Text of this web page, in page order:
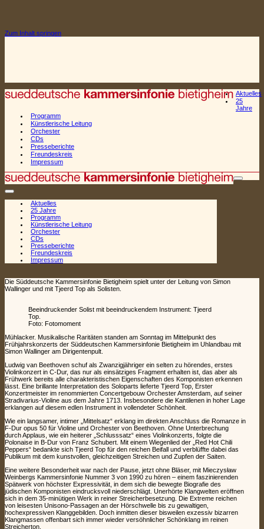
Zum Inhalt springen
Aktuelles
25
Jahre
Programm
Künstlerische Leitung
Orchester
CDs
Presseberichte
Freundeskreis
Impressum
Navigationsmenü
Aktuelles
25 Jahre
Programm
Künstlerische Leitung
Orchester
CDs
Presseberichte
Freundeskreis
Impressum
Die Süddeutsche Kammersinfonie Bietigheim spielt unter der Leitung von Simon
Wallinger und mit Tjeerd Top als Solisten.
Beeindruckender Solist mit beeindruckendem Instrument: Tjeerd
Top.
Foto: Fotomoment
Mühlacker. Musikalische Raritäten standen am Sonntag im Mittelpunkt des
Frühjahrskonzerts der Süddeutschen Kammersinfonie Bietigheim im Uhlandbau mit
Simon Wallinger am Dirigentenpult.
Ludwig van Beethoven schuf als Zwanzigjähriger ein selten zu hörendes, erstes
Violinkonzert in C-Dur, das nur als einsätziges Fragment erhalten ist, das aber als
Frühwerk bereits alle charakteristischen Eigenschaften des Komponisten erkennen
lässt. Eine brillante Interpretation des Soloparts lieferte Tjeerd Top, Erster
Konzertmeister im renommierten Concertgebouw Orchester Amsterdam, auf seiner
Stradivarius-Violine aus dem Jahre 1713. Insbesondere die Kantilenen in hoher Lage
erklangen auf diesem edlen Instrument in vollendeter Schönheit.
Wie ein langsamer, intimer „Mittelsatz“ erklang im direkten Anschluss die Romanze in
F-Dur opus 50 für Violine und Orchester von Beethoven. Ohne Unterbrechung
durch Applaus, wie ein heiterer „Schlusssatz“ eines Violinkonzerts, folgte die
Polonaise in B-Dur von Franz Schubert. Mit einem Wiegenlied der „Red Hot Chili
Peppers“ bedankte sich Tjeerd Top für den reichen Beifall und verblüffte dabei das
Publikum mit dem kunstvollen, gleichzeitigen Streichen und Zupfen der Saiten.
Eine weitere Besonderheit war nach der Pause, jetzt ohne Bläser, mit Mieczysław
Weinbergs Kammersinfonie Nummer 3 von 1990 zu hören – einem faszinierenden
Spätwerk von höchster Expressivität, in dem sich die bewegte Biografie des
jüdischen Komponisten eindrucksvoll niederschlägt. Unerhörte Klangwelten eröffnen
sich in dem 35-minütigen Werk in reiner Streicherbesetzung. Die Extreme reichen
von leisesten Unisono-Passagen an der Hörschwelle bis zu gewaltigen,
hochexpressiven Klanggebilden. Doch inmitten dieser bisweilen exzessiv bizarren
Klangmassen offenbart sich immer wieder versöhnlicher Schönklang im reinen
Streicherton.